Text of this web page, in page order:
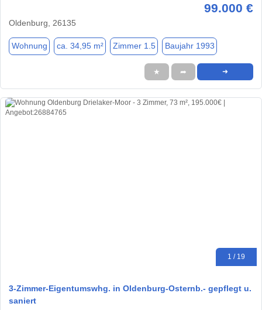
99.000 €
Oldenburg, 26135
Wohnung ca. 34,95 m² Zimmer 1.5 Baujahr 1993
★ ➦ ➜
1 / 19
3-Zimmer-Eigentumswhg. in Oldenburg-Osternb.- gepflegt u.
saniert